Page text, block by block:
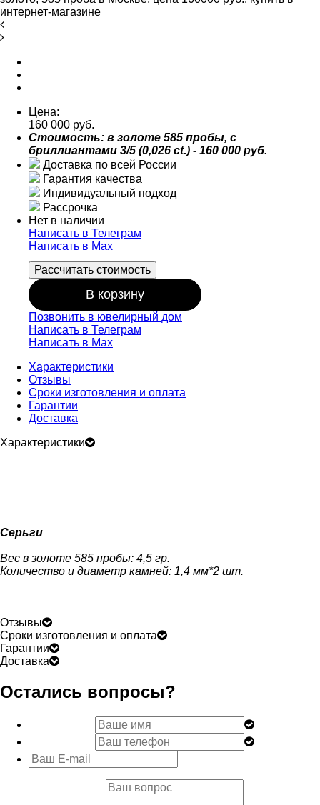
Цена:
160 000 руб.
Стоимость: в золоте 585 пробы, с
бриллиантами 3/5 (0,026 ct.) - 160 000 руб.
Доставка по всей России
Гарантия качества
Индивидуальный подход
Рассрочка
Нет в наличии
Написать в Телеграм
Написать в Мах
Рассчитать стоимость
В корзину
Позвонить в ювелирный дом
Написать в Телеграм
Написать в Мах
Характеристики
Отзывы
Сроки изготовления и оплата
Гарантии
Доставка
Характеристики
Серьги
Вес в золоте 585 пробы: 4,5 гр.
Количество и диаметр камней: 1,4 мм*2 шт.
Отзывы
Сроки изготовления и оплата
Гарантии
Доставка
Остались вопросы?